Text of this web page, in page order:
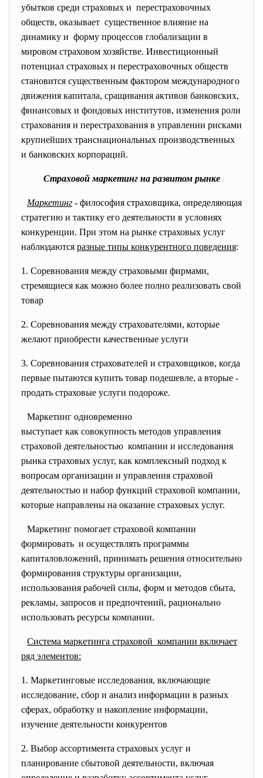
убытков среди страховых и перестраховочных
обществ, оказывает существенное влияние на
динамику и форму процессов глобализации в
мировом страховом хозяйстве. Инвестиционный
потенциал страховых и перестраховочных обществ
становится существенным фактором международного
движения капитала, сращивания активов банковских,
финансовых и фондовых институтов, изменения роли
страхования и перестрахования в управлении рисками
крупнейших транснациональных производственных
и банковских корпораций.
Страховой маркетинг на развитом рынке
Маркетинг - философия страховщика, определяющая
стратегию и тактику его деятельности в условиях
конкуренции. При этом на рынке страховых услуг
наблюдаются разные типы конкурентного поведения:
1. Соревнования между страховыми фирмами,
стремящиеся как можно более полно реализовать свой
товар
2. Соревнования между страхователями, которые
желают приобрести качественные услуги
3. Соревнования страхователей и страховщиков, когда
первые пытаются купить товар подешевле, а вторые -
продать страховые услуги подороже.
Маркетинг одновременно
выступает как совокупность методов управления
страховой деятельностью компании и исследования
рынка страховых услуг, как комплексный подход к
вопросам организации и управления страховой
деятельностью и набор функций страховой компании,
которые направлены на оказание страховых услуг.
Маркетинг помогает страховой компании
формировать и осуществлять программы
капиталовложений, принимать решения относительно
формирования структуры организации,
использования рабочей силы, форм и методов сбыта,
рекламы, запросов и предпочтений, рационально
использовать ресурсы компании.
Система маркетинга страховой компании включает
ряд элементов:
1. Маркетинговые исследования, включающие
исследование, сбор и анализ информации в разных
сферах, обработку и накопление информации,
изучение деятельности конкурентов
2. Выбор ассортимента страховых услуг и
планирование сбытовой деятельности, включая